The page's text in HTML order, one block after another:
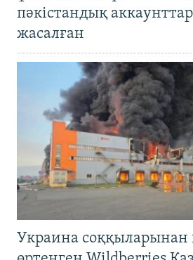
пәкістандық
жасалған
Украина